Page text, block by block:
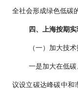
全社会形成绿色低碳
四、上海按期
（一）加大技
一是加大在低
议设立碳达峰碳中和